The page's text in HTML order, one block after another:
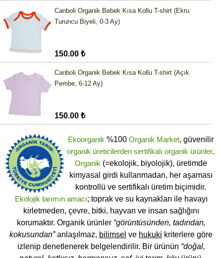
Canboli Organik Bebek Kısa Kollu T-shirt (Ekru
Turuncu Biyeli, 0-3 Ay)
150.00 ₺
Canboli Organik Bebek Kısa Kollu T-shirt (Açık
Pembe, 6-12 Ay)
150.00 ₺
Ekoorganik %100 Organik Market, güvenilir
organik üreticilerden sertifikalı organik ürünler.
Organik (=ekolojik, biyolojik), üretimde
kimyasal girdi kullanmadan, her aşaması
kontrollü ve sertifikalı üretim biçimidir.
Ekolojik tarımın amacı; toprak ve su kaynakları ile havayı
kirletmeden, çevre, bitki, hayvan ve insan sağlığını
korumaktır. Organik ürünler “görüntüsünden, tadından,
kokusundan”anlaşılmaz, bilimsel ve hukuki kriterlere göre
izlenip denetlenerek belgelendirilir. Bir ürünün “doğal,